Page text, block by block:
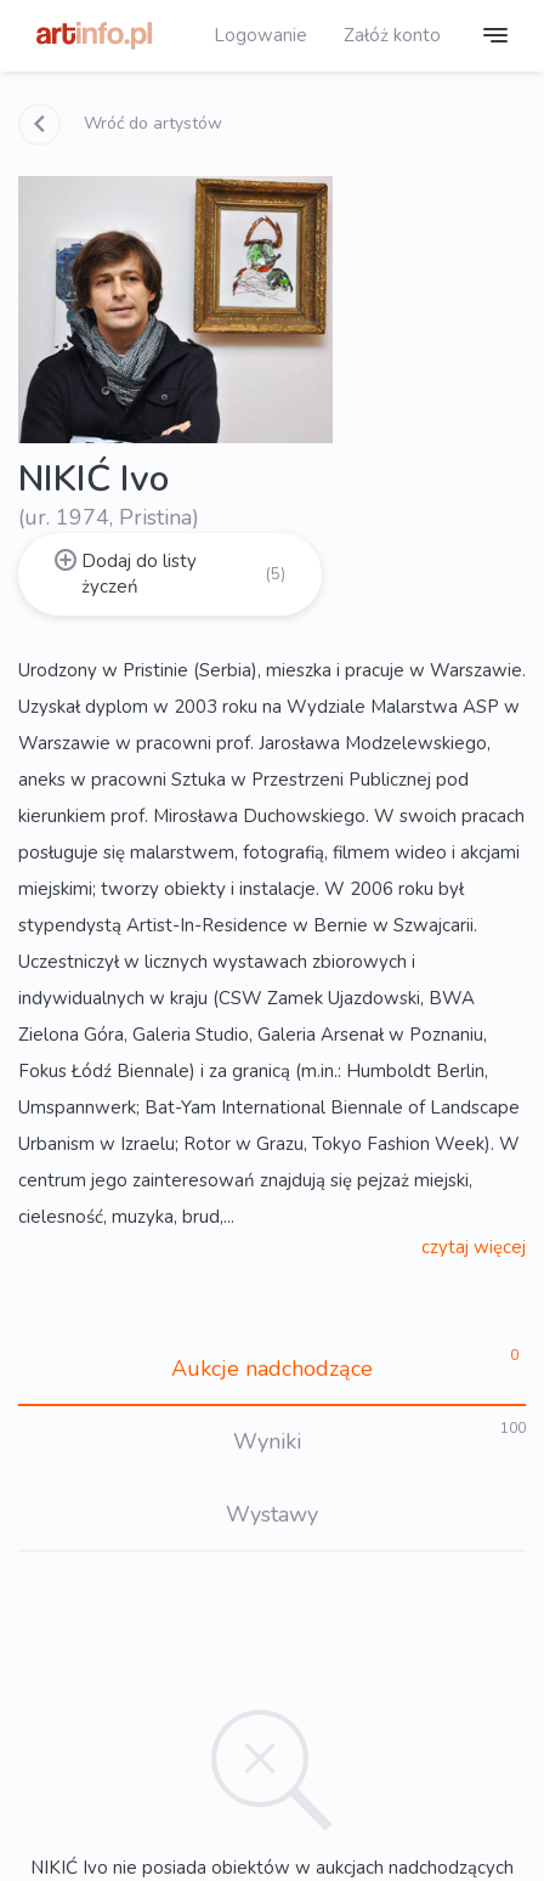
Logowanie Załóż konto
Wróć do artystów
NIKIĆ Ivo
(ur. 1974, Pristina)
Dodaj do listy
życzeń
(5)
Urodzony w Pristinie (Serbia), mieszka i pracuje w Warszawie.
Uzyskał dyplom w 2003 roku na Wydziale Malarstwa ASP w
Warszawie w pracowni prof. Jarosława Modzelewskiego,
aneks w pracowni Sztuka w Przestrzeni Publicznej pod
kierunkiem prof. Mirosława Duchowskiego. W swoich pracach
posługuje się malarstwem, fotografią, filmem wideo i akcjami
miejskimi; tworzy obiekty i instalacje. W 2006 roku był
stypendystą Artist-In-Residence w Bernie w Szwajcarii.
Uczestniczył w licznych wystawach zbiorowych i
indywidualnych w kraju (CSW Zamek Ujazdowski, BWA
Zielona Góra, Galeria Studio, Galeria Arsenał w Poznaniu,
Fokus Łódź Biennale) i za granicą (m.in.: Humboldt Berlin,
Umspannwerk; Bat-Yam International Biennale of Landscape
Urbanism w Izraelu; Rotor w Grazu, Tokyo Fashion Week). W
centrum jego zainteresowań znajdują się pejzaż miejski,
cielesność, muzyka, brud,...
czytaj więcej
Aukcje nadchodzące 0
Wyniki 100
Wystawy
NIKIĆ Ivo nie posiada obiektów w aukcjach nadchodzących